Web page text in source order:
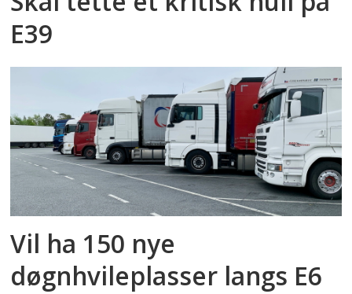
E39
Vil ha 150 nye
døgnhvileplasser langs E6